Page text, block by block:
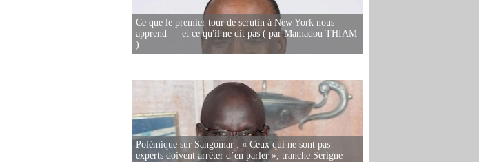
Ce que le premier tour de scrutin à New York nous
apprend — et ce qu'il ne dit pas ( par Mamadou THIAM
)
Polémique sur Sangomar : « Ceux qui ne sont pas
experts doivent arrêter d’en parler », tranche Serigne